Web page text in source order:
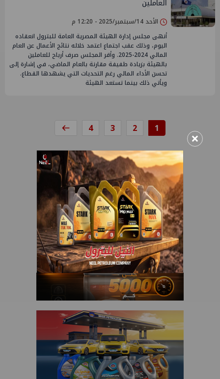
العاملين
الأحد 14/سبتمبر/2025 - 12:20 م
أنهى مجلس إدارة الهيئة المصرية العامة للبترول انعقاده
اليوم، وذلك عقب اجتماع اعتمد خلاله نتائج الأعمال عن العام
المالي 2024-2025. وأقر المجلس صرف أرباح للعاملين
بالهيئة بزيادة طفيفة مقارنة بالعام الماضي، في إشارة إلى
تحسن الأداء المالي رغم التحديات التي يشهدها القطاع.
ويأتي ذلك بينما تستعد الهيئة
1
2
3
4 ×